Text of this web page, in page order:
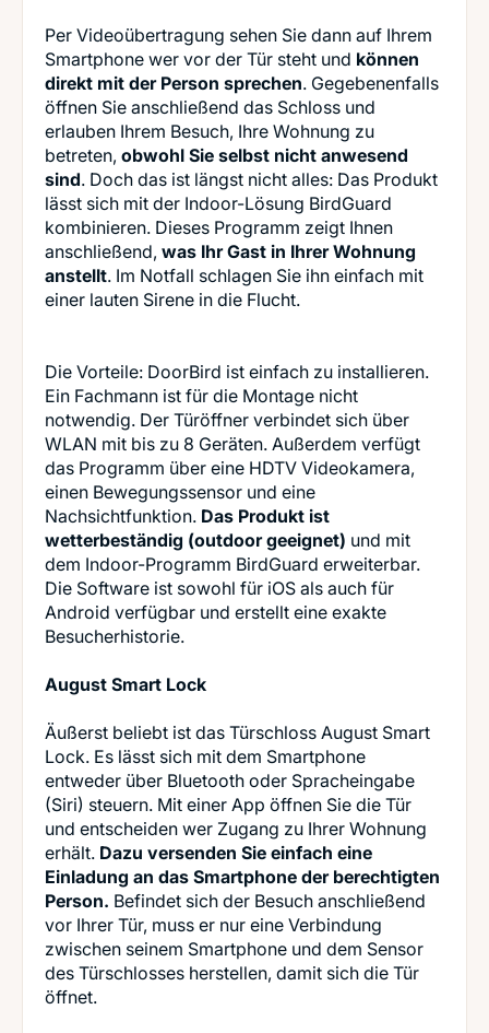
Per Videoübertragung sehen Sie dann auf Ihrem
Smartphone wer vor der Tür steht und können
direkt mit der Person sprechen. Gegebenenfalls
öffnen Sie anschließend das Schloss und
erlauben Ihrem Besuch, Ihre Wohnung zu
betreten, obwohl Sie selbst nicht anwesend
sind. Doch das ist längst nicht alles: Das Produkt
lässt sich mit der Indoor-Lösung BirdGuard
kombinieren. Dieses Programm zeigt Ihnen
anschließend, was Ihr Gast in Ihrer Wohnung
anstellt. Im Notfall schlagen Sie ihn einfach mit
einer lauten Sirene in die Flucht.
Die Vorteile: DoorBird ist einfach zu installieren.
Ein Fachmann ist für die Montage nicht
notwendig. Der Türöffner verbindet sich über
WLAN mit bis zu 8 Geräten. Außerdem verfügt
das Programm über eine HDTV Videokamera,
einen Bewegungssensor und eine
Nachsichtfunktion. Das Produkt ist
wetterbeständig (outdoor geeignet) und mit
dem Indoor-Programm BirdGuard erweiterbar.
Die Software ist sowohl für iOS als auch für
Android verfügbar und erstellt eine exakte
Besucherhistorie.
August Smart Lock
Äußerst beliebt ist das Türschloss August Smart
Lock. Es lässt sich mit dem Smartphone
entweder über Bluetooth oder Spracheingabe
(Siri) steuern. Mit einer App öffnen Sie die Tür
und entscheiden wer Zugang zu Ihrer Wohnung
erhält. Dazu versenden Sie einfach eine
Einladung an das Smartphone der berechtigten
Person. Befindet sich der Besuch anschließend
vor Ihrer Tür, muss er nur eine Verbindung
zwischen seinem Smartphone und dem Sensor
des Türschlosses herstellen, damit sich die Tür
öffnet.